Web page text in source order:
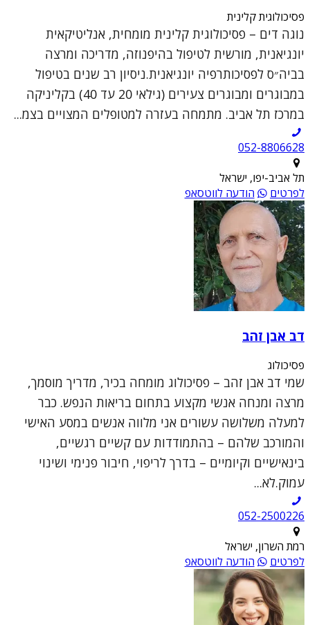
פסיכולוגית קלינית
נוגה דים – פסיכולוגית קלינית מומחית, אנליטיקאית
יונגיאנית, מורשית לטיפול בהיפנוזה, מדריכה ומרצה
בביה״ס לפסיכותרפיה יונגיאנית.ניסיון רב שנים בטיפול
במבוגרים ומבוגרים צעירים (גילאי 20 עד 40) בקליניקה
במרכז תל אביב. מתמחה בעזרה למטופלים המצויים בצמ...
052-8806628
תל אביב-יפו, ישראל
לפרטים
הודעה לווטסאפ
דב אבן זהב
פסיכולוג
שמי דב אבן זהב – פסיכולוג מומחה בכיר, מדריך מוסמך,
מרצה ומנחה אנשי מקצוע בתחום בריאות הנפש. כבר
למעלה משלושה עשורים אני מלווה אנשים במסע האישי
והמורכב שלהם – בהתמודדות עם קשיים רגשיים,
בינאישיים וקיומיים – בדרך לריפוי, חיבור פנימי ושינוי
עמוק.לא...
052-2500226
רמת השרון, ישראל
לפרטים
הודעה לווטסאפ